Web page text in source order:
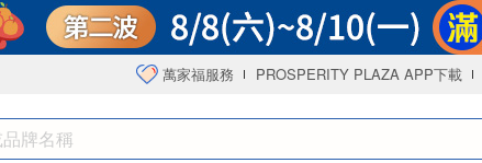
萬家福服務 PROSPERITY PLAZA APP下載